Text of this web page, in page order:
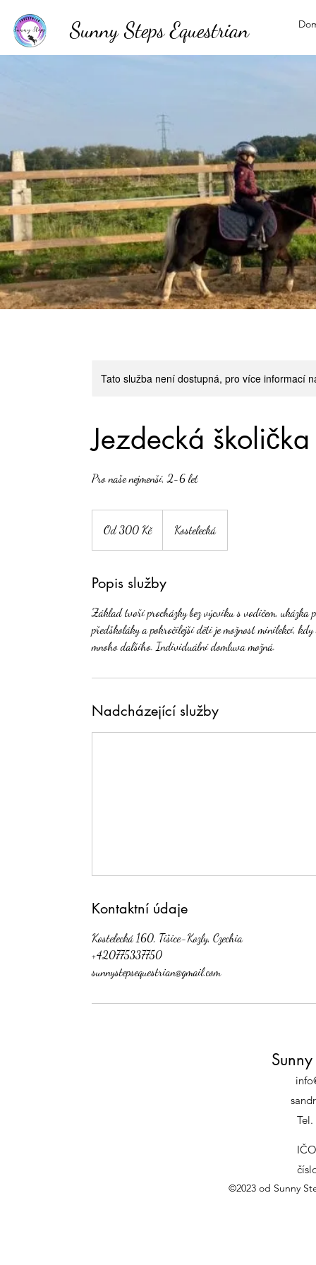
Sunny Steps Equestrian
Tato služba není dostupná, pro více informací
Jezdecká školička
Pro naše nejmenší, 2-6 let
českých
Od 300 Kč Kostelecká
Popis služby
Základ tvoří procházky bez výcviku s vodičem, ukázka
předškoláky a pokročilejší děti je možnost minilekcí, kdy
mnoho dalšího. Individuální domluva možná.
Nadcházející služby
Kontaktní údaje
Kostelecká 160, Tišice-Kozly, Czechia
+420775337750
sunnystepsequestrian@gmail.com
©2023 od Sunny